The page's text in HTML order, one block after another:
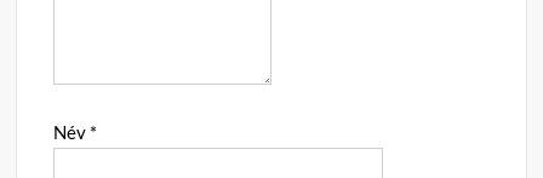
Név *